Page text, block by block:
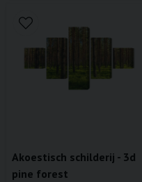
Akoestisch schilderij - 3d
pine forest